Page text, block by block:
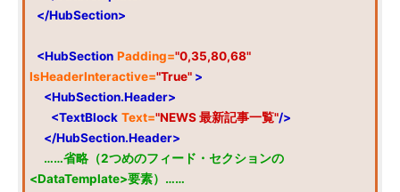
</HubSection>
<HubSection Padding="0,35,80,68"
IsHeaderInteractive="True" >
<HubSection.Header>
<TextBlock Text="NEWS 最新記事一覧"/>
</HubSection.Header>
……省略（2つめのフィード・セクションの
<DataTemplate>要素）……